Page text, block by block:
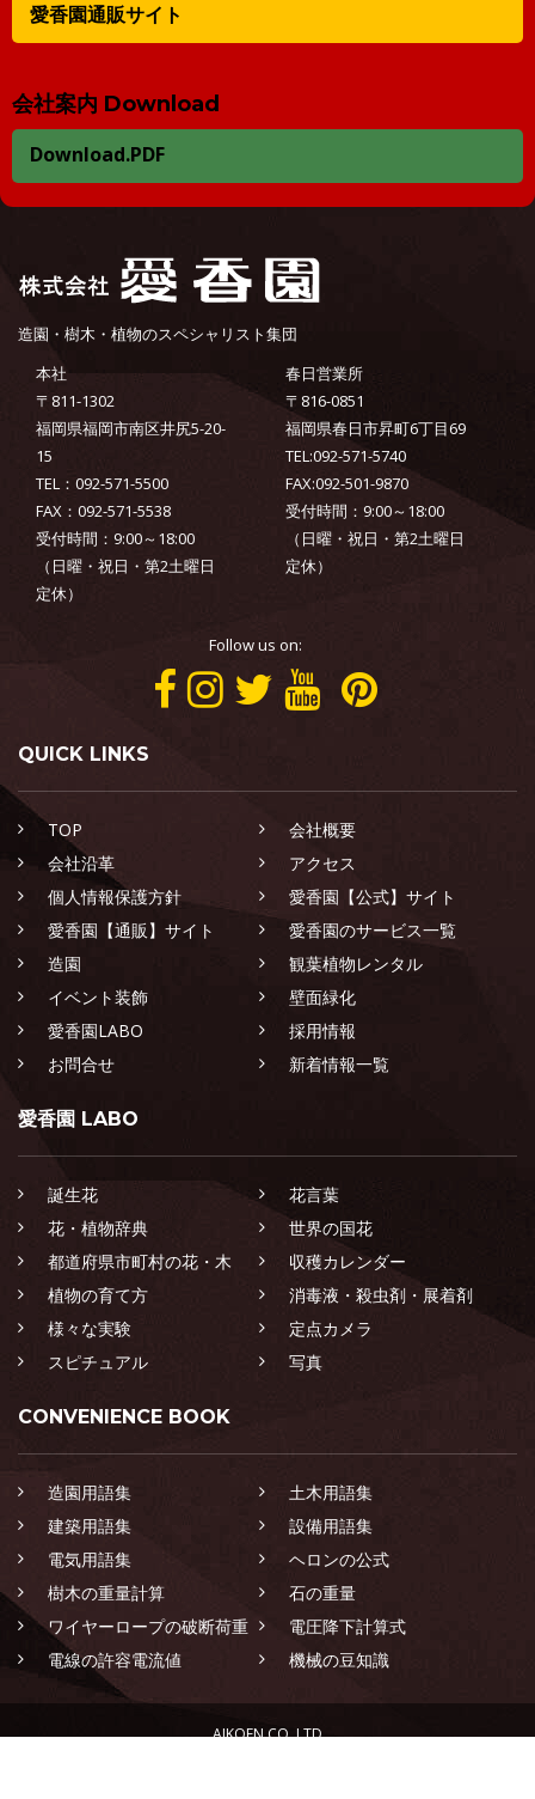
愛香園通販サイト
会社案内 Download
Download.PDF
造園・樹木・植物のスペシャリスト集団
本社
〒811-1302
福岡県福岡市南区井尻5-20-
15
TEL：092-571-5500
FAX：092-571-5538
受付時間：9:00～18:00
（日曜・祝日・第2土曜日
定休）
春日営業所
〒816-0851
福岡県春日市昇町6丁目69
TEL:092-571-5740
FAX:092-501-9870
受付時間：9:00～18:00
（日曜・祝日・第2土曜日
定休）
Follow us on:
QUICK LINKS
TOP
会社概要
会社沿革
アクセス
個人情報保護方針
愛香園【公式】サイト
愛香園【通販】サイト
愛香園のサービス一覧
造園
観葉植物レンタル
イベント装飾
壁面緑化
愛香園LABO
採用情報
お問合せ
新着情報一覧
愛香園 LABO
誕生花
花言葉
花・植物辞典
世界の国花
都道府県市町村の花・木
収穫カレンダー
植物の育て方
消毒液・殺虫剤・展着剤
様々な実験
定点カメラ
スピチュアル
写真
CONVENIENCE BOOK
造園用語集
土木用語集
建築用語集
設備用語集
電気用語集
ヘロンの公式
樹木の重量計算
石の重量
ワイヤーロープの破断荷重
電圧降下計算式
電線の許容電流値
機械の豆知識
AIKOEN CO.,LTD